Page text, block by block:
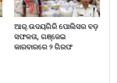
ଆର୍.ଉଦୟଗିରି ପୋଲିସର ବଡ଼
ସଫଳତା, ଗଞ୍ଜେଇ
କାରବାରରେ ୨ ଗିରଫ